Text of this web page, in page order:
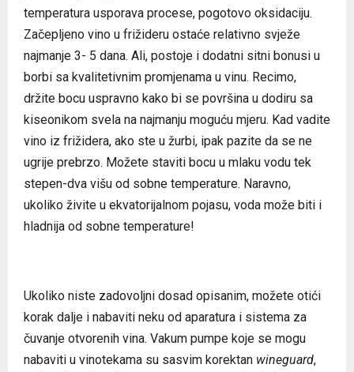
temperatura usporava procese, pogotovo oksidaciju.
Začepljeno vino u frižideru ostaće relativno svježe
najmanje 3- 5 dana. Ali, postoje i dodatni sitni bonusi u
borbi sa kvalitetivnim promjenama u vinu. Recimo,
držite bocu uspravno kako bi se površina u dodiru sa
kiseonikom svela na najmanju moguću mjeru. Kad vadite
vino iz frižidera, ako ste u žurbi, ipak pazite da se ne
ugrije prebrzo. Možete staviti bocu u mlaku vodu tek
stepen-dva višu od sobne temperature. Naravno,
ukoliko živite u ekvatorijalnom pojasu, voda može biti i
hladnija od sobne temperature!
Ukoliko niste zadovoljni dosad opisanim, možete otići
korak dalje i nabaviti neku od aparatura i sistema za
čuvanje otvorenih vina. Vakum pumpe koje se mogu
nabaviti u vinotekama su sasvim korektan wineguard,